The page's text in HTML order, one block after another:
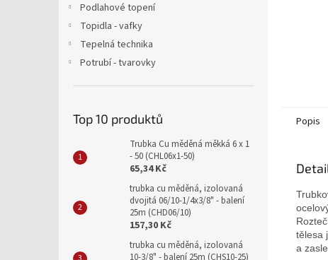
Podlahové topení
Topidla - vafky
Tepelná technika
Potrubí - tvarovky
Top 10 produktů
Trubka Cu měděná měkká 6 x 1
- 50 (CHL06x1-50)
65,34 Kč
trubka cu měděná, izolovaná
dvojitá 06/10-1/4x3/8" - balení
25m (CHD06/10)
157,30 Kč
trubka cu měděná, izolovaná
10-3/8" - balení 25m (CHS10-25)
Popis
tělesa
a